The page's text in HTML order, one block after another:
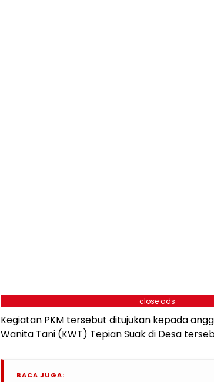
close ads
Kegiatan PKM tersebut ditujukan kepada
Wanita Tani (KWT) Tepian Suak di Desa
BACA JUGA: